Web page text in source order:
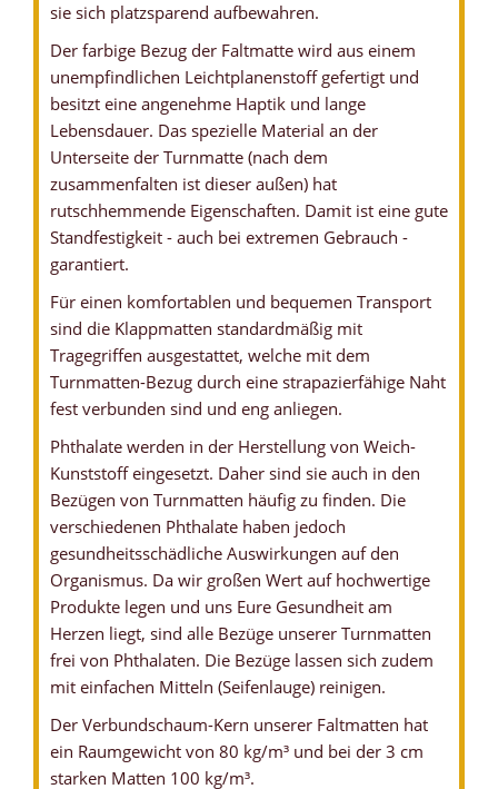
sie sich platzsparend aufbewahren.
Der farbige Bezug der Faltmatte wird aus einem
unempfindlichen Leichtplanenstoff gefertigt und
besitzt eine angenehme Haptik und lange
Lebensdauer. Das spezielle Material an der
Unterseite der Turnmatte (nach dem
zusammenfalten ist dieser außen) hat
rutschhemmende Eigenschaften. Damit ist eine gute
Standfestigkeit - auch bei extremen Gebrauch -
garantiert.
Für einen komfortablen und bequemen Transport
sind die Klappmatten standardmäßig mit
Tragegriffen ausgestattet, welche mit dem
Turnmatten-Bezug durch eine strapazierfähige Naht
fest verbunden sind und eng anliegen.
Phthalate werden in der Herstellung von Weich-
Kunststoff eingesetzt. Daher sind sie auch in den
Bezügen von Turnmatten häufig zu finden. Die
verschiedenen Phthalate haben jedoch
gesundheitsschädliche Auswirkungen auf den
Organismus. Da wir großen Wert auf hochwertige
Produkte legen und uns Eure Gesundheit am
Herzen liegt, sind alle Bezüge unserer Turnmatten
frei von Phthalaten. Die Bezüge lassen sich zudem
mit einfachen Mitteln (Seifenlauge) reinigen.
Der Verbundschaum-Kern unserer Faltmatten hat
ein Raumgewicht von 80 kg/m³ und bei der 3 cm
starken Matten 100 kg/m³.